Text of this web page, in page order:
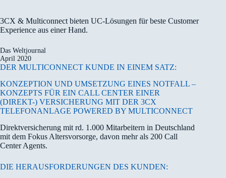
3CX & Multiconnect bieten UC-Lösungen für beste Customer
Experience aus einer Hand.
Das Weltjournal
April 2020
DER MULTICONNECT KUNDE IN EINEM SATZ:
KONZEPTION UND UMSETZUNG EINES NOTFALL –
KONZEPTS FÜR EIN CALL CENTER EINER
(DIREKT-) VERSICHERUNG MIT DER 3CX
TELEFONANLAGE POWERED BY MULTICONNECT
Direktversicherung mit rd. 1.000 Mitarbeitern in Deutschland
mit dem Fokus Altersvorsorge, davon mehr als 200 Call
Center Agents.
DIE HERAUSFORDERUNGEN DES KUNDEN: